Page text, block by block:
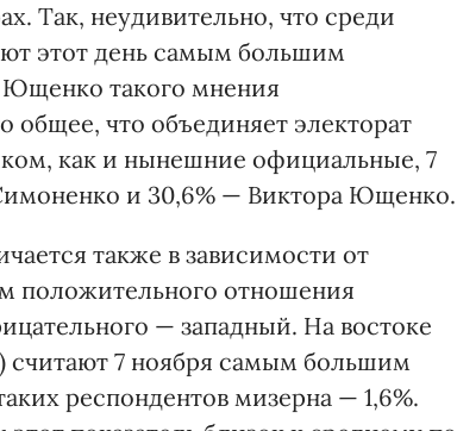
Так, неудивительно, что среди
этот день самым большим
Ющенко такого мнения
что объединяет электорат
как и нынешние официальные, 7
и 30,6% — Виктора Ющенко.
также в зависимости от
положительного отношения
— западный. На востоке
считают 7 ноября самым большим
респондентов мизерна — 1,6%.